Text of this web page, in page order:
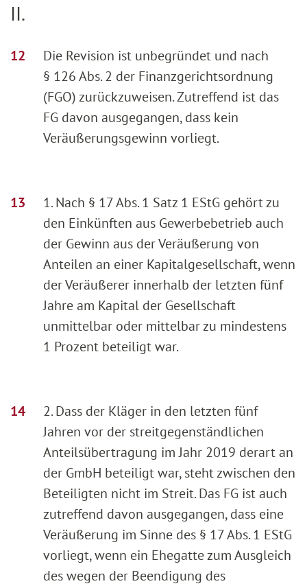
II.
Die Revision ist unbegründet und nach
§ 126 Abs. 2 der Finanzgerichtsordnung
(FGO) zurückzuweisen. Zutreffend ist das
FG davon ausgegangen, dass kein
Veräußerungsgewinn vorliegt.
1. Nach § 17 Abs. 1 Satz 1 EStG gehört zu
den Einkünften aus Gewerbebetrieb auch
der Gewinn aus der Veräußerung von
Anteilen an einer Kapitalgesellschaft, wenn
der Veräußerer innerhalb der letzten fünf
Jahre am Kapital der Gesellschaft
unmittelbar oder mittelbar zu mindestens
1 Prozent beteiligt war.
2. Dass der Kläger in den letzten fünf
Jahren vor der streitgegenständlichen
Anteilsübertragung im Jahr 2019 derart an
der GmbH beteiligt war, steht zwischen den
Beteiligten nicht im Streit. Das FG ist auch
zutreffend davon ausgegangen, dass eine
Veräußerung im Sinne des § 17 Abs. 1 EStG
vorliegt, wenn ein Ehegatte zum Ausgleich
des wegen der Beendigung des